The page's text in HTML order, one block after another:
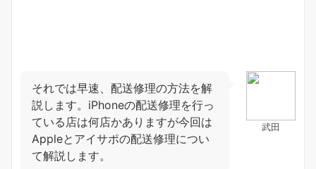
武田
それでは早速、配送修理の方法を解
説します。iPhoneの配送修理を行っ
ている店は何店かありますが今回は
Appleとアイサポの配送修理につい
て解説します。